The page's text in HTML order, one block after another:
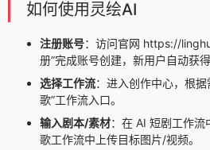
如何使用灵绘AI
注册账号：访问官网 https://
册”完成账号创建，新用户自动获得
选择工作流：进入创作中心，根据
歌”工作流入口。
输入剧本/素材：在 AI 短剧工作
歌工作流中上传目标图片/视频。